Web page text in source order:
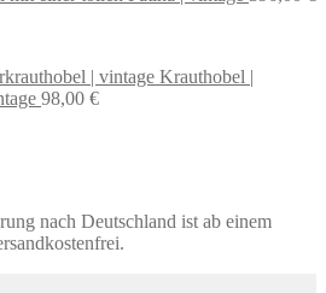
Krauthobel |
98,00 €
nach Deutschland ist ab einem